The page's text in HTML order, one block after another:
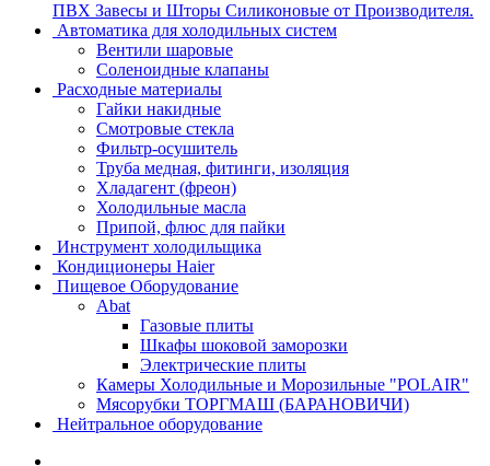
ПВХ Завесы и Шторы Силиконовые от Производителя.
Автоматика для холодильных систем
Вентили шаровые
Соленоидные клапаны
Расходные материалы
Гайки накидные
Смотровые стекла
Фильтр-осушитель
Труба медная, фитинги, изоляция
Хладагент (фреон)
Холодильные масла
Припой, флюс для пайки
Инструмент холодильщика
Кондиционеры Haier
Пищевое Оборудование
Abat
Газовые плиты
Шкафы шоковой заморозки
Электрические плиты
Камеры Холодильные и Морозильные "POLAIR"
Мясорубки ТОРГМАШ (БАРАНОВИЧИ)
Нейтральное оборудование